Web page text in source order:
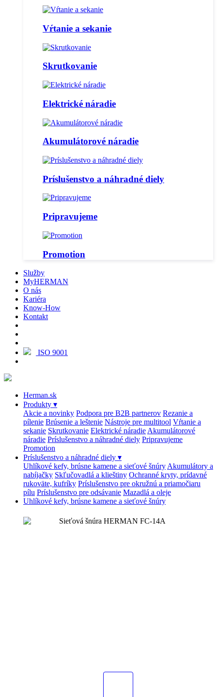
Vŕtanie a sekanie
Skrutkovanie
Elektrické náradie
Akumulátorové náradie
Príslušenstvo a náhradné diely
Pripravujeme
Promotion
Služby
MyHERMAN
O nás
Kariéra
Know-How
Kontakt
ISO 9001
Herman.sk
Produkty ▾
Akcie a novinky Podpora pre B2B partnerov Rezanie a
pílenie Brúsenie a leštenie Nástroje pre multitool Vŕtanie a
sekanie Skrutkovanie Elektrické náradie Akumulátorové
náradie Príslušenstvo a náhradné diely Pripravujeme
Promotion
Príslušenstvo a náhradné diely ▾
Uhlíkové kefy, brúsne kamene a sieťové šnúry Akumulátory a
nabíjačky Skľučovadlá a klieštiny Ochranné kryty, prídavné
rukoväte, kufríky Príslušenstvo pre okružnú a priamočiaru
pílu Príslušenstvo pre odsávanie Mazadlá a oleje
Uhlíkové kefy, brúsne kamene a sieťové šnúry